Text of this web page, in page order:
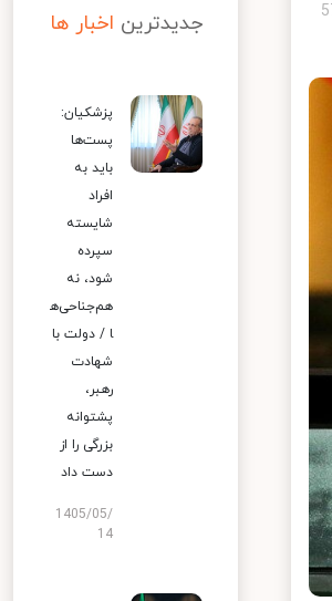
جدیدترین اخبار ها
پزشکیان:
پست‌ها
باید به
افراد
شایسته
سپرده
شود، نه
هم‌جناحی‌ه
ا / دولت با
شهادت
رهبر،
پشتوانه
بزرگی را از
دست داد
1405/05/
14